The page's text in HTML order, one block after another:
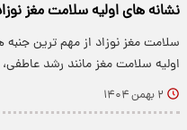
نشانه های اولیه سلامت مغز
سلامت مغز نوزاد از مهم ترین
اولیه سلامت مغز مانند رشد
۲ بهمن ۱۴۰۴